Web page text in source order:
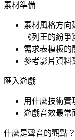
素材準備
素材風格方向
《列王的紛爭
需求表模板的
參考影片資料
匯入遊戲
用什麼技術實
遊戲音效最常
什麼是聲音的觀點？